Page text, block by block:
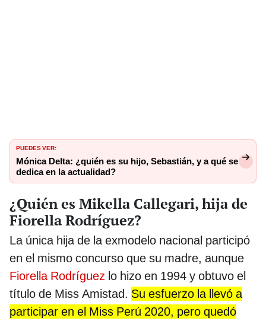
PUEDES VER:
Mónica Delta: ¿quién es su hijo, Sebastián, y a qué se
dedica en la actualidad?
¿Quién es Mikella Callegari, hija de
Fiorella Rodríguez?
La única hija de la exmodelo nacional participó
en el mismo concurso que su madre, aunque
Fiorella Rodríguez lo hizo en 1994 y obtuvo el
título de Miss Amistad. Su esfuerzo la llevó a
participar en el Miss Perú 2020, pero quedó